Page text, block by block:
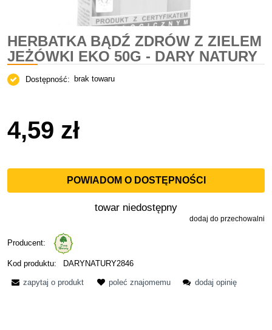
HERBATKA BĄDŹ ZDRÓW Z ZIELEM
JEŻÓWKI EKO 50G - DARY NATURY
Dostępność: brak towaru
4,59 zł
POWIADOM O DOSTĘPNOŚCI
towar niedostępny
dodaj do przechowalni
Producent:
Kod produktu: DARYNATURY2846
zapytaj o produkt poleć znajomemu dodaj opinię